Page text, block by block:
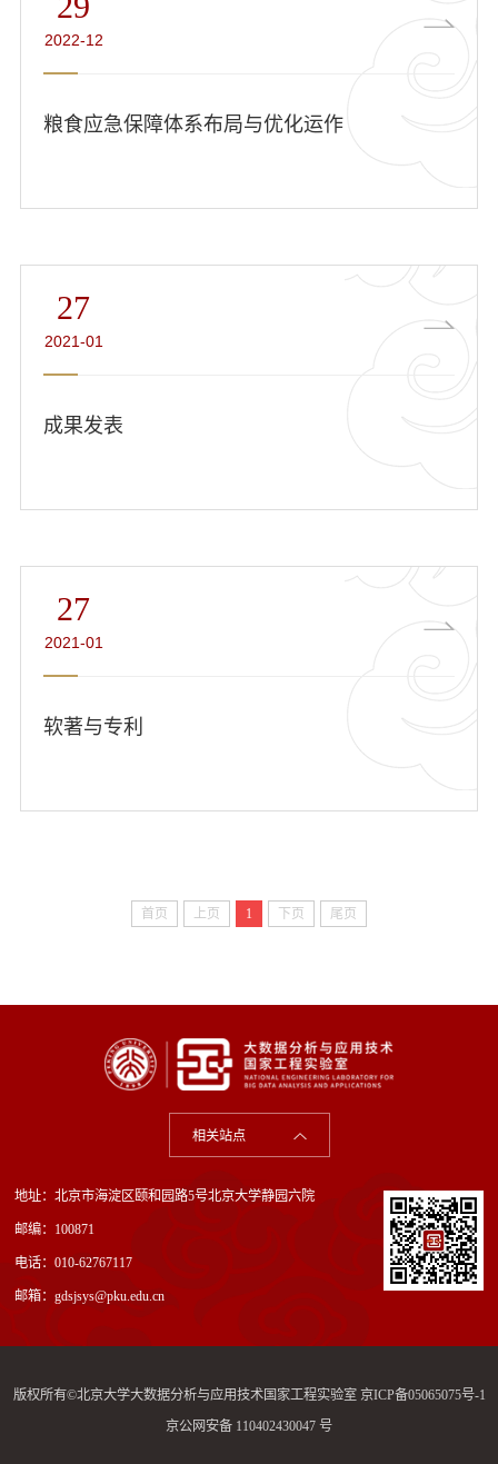
2022-12
粮食应急保障体系布局与优化运作
27
2021-01
成果发表
27
2021-01
软著与专利
首页 上页 1 下页 尾页
相关站点
地址：北京市海淀区颐和园路5号北京大学静园六院
邮编：100871
电话：010-62767117
邮箱：gdsjsys@pku.edu.cn
版权所有©北京大学大数据分析与应用技术国家工程实验室 京ICP备05065075号-1
京公网安备 110402430047 号